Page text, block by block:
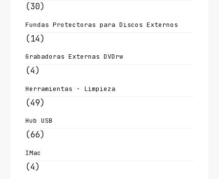
(30)
Fundas Protectoras para Discos Externos
(14)
Grabadoras Externas DVDrw
(4)
Herramientas - Limpieza
(49)
Hub USB
(66)
IMac
(4)